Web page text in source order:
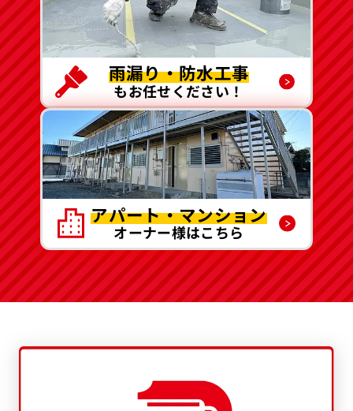
雨漏り・防水工事
もお任せください！
アパート・マンション
オーナー様はこちら